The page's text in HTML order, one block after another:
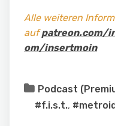
Alle weiteren
aufpatreon.com/
om/insertmoin
Podcast
#f.i.s.t.,